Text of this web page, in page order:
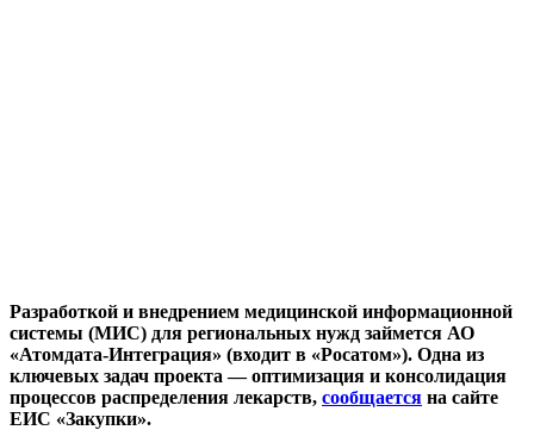
Разработкой и внедрением медицинской информационной
системы (МИС) для региональных нужд займется АО
«Атомдата-Интеграция» (входит в «Росатом»). Одна из
ключевых задач проекта — оптимизация и консолидация
процессов распределения лекарств, сообщается на сайте
ЕИС «Закупки».